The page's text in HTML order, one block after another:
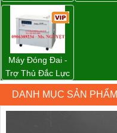
Wellpack
Máy Đóng Đai -
Trợ Thủ Đắc Lực
Cho Mọi Doanh
Nghiệp Trong
Khâu Đóng Gói
DANH MỤC SẢN PHẨM